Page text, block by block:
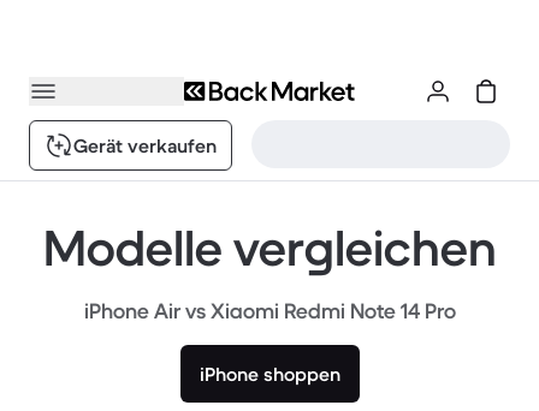
Gerät verkaufen
Modelle vergleichen
iPhone Air vs Xiaomi Redmi Note 14 Pro
iPhone shoppen